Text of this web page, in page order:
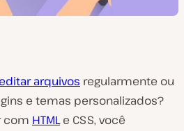
editar arquivos regularmente ou
e temas personalizados?
com HTMLe CSS, você